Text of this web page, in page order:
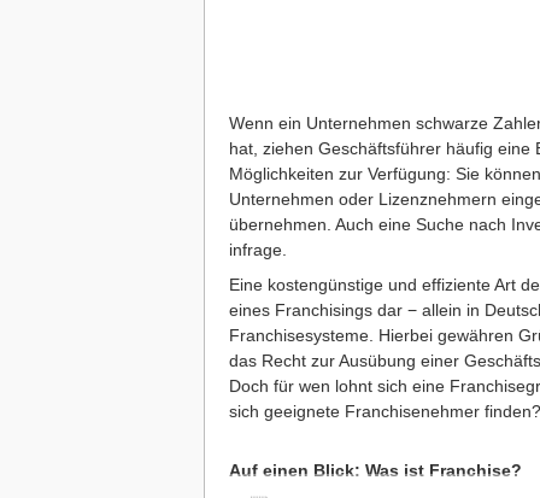
Wenn ein Unternehmen schwarze
hat, ziehen Geschäftsführer häufig
Möglichkeiten zur Verfügung: Sie
Unternehmen oder Lizenznehmern
übernehmen. Auch eine Suche nach
infrage.
Eine kostengünstige und effiziente Art
eines Franchisings dar − allein in
Franchisesysteme. Hierbei gewähren
das Recht zur Ausübung einer
Doch für wen lohnt sich eine
sich geeignete Franchisenehmer finden?
Auf einen Blick: Was ist Franchise?